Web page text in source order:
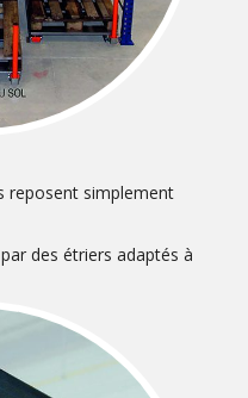
reposent simplement
des étriers adaptés à